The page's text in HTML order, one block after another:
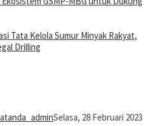
Tata Kelola Sumur Minyak Rakyat,
Drilling
Selasa, 28 Februari 2023